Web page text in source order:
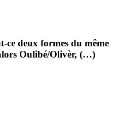
deux formes du même
Oulibé/Olivèr, (…)